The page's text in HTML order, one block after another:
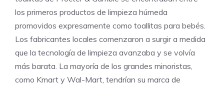
los primeros productos de limpieza húmeda
promovidos expresamente como toallitas para bebés.
Los fabricantes locales comenzaron a surgir a medida
que la tecnología de limpieza avanzaba y se volvía
más barata. La mayoría de los grandes minoristas,
como Kmart y Wal-Mart, tendrían su marca de